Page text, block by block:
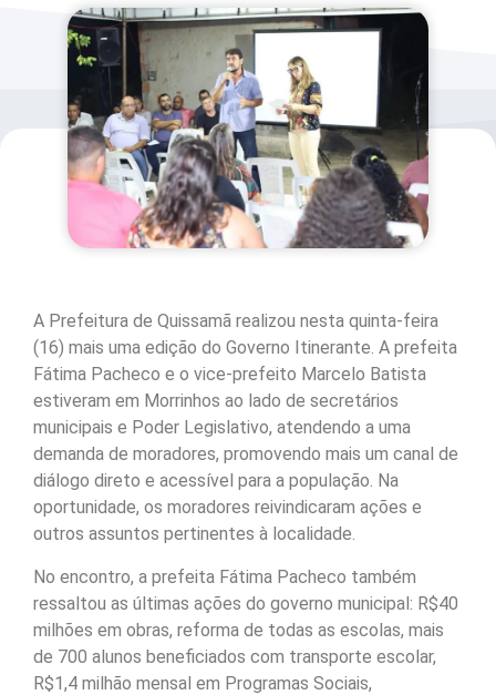
A Prefeitura de Quissamã realizou nesta quinta-feira
(16) mais uma edição do Governo Itinerante. A prefeita
Fátima Pacheco e o vice-prefeito Marcelo Batista
estiveram em Morrinhos ao lado de secretários
municipais e Poder Legislativo, atendendo a uma
demanda de moradores, promovendo mais um canal de
diálogo direto e acessível para a população. Na
oportunidade, os moradores reivindicaram ações e
outros assuntos pertinentes à localidade.
No encontro, a prefeita Fátima Pacheco também
ressaltou as últimas ações do governo municipal: R$40
milhões em obras, reforma de todas as escolas, mais
de 700 alunos beneficiados com transporte escolar,
R$1,4 milhão mensal em Programas Sociais,